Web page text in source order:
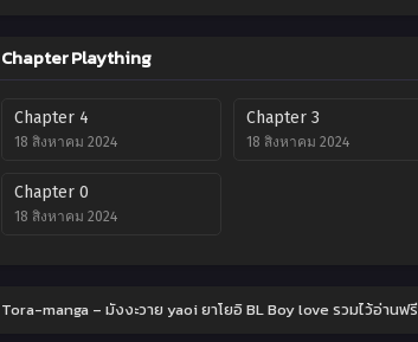
Chapter Plaything
Chapter 4
18 สิงหาคม 2024
Chapter 3
18 สิงหาคม 2024
Chapter 0
18 สิงหาคม 2024
Tora-manga – มังงะวาย yaoi ยาโยอิ BL Boy love รวมไว้อ่านฟรี